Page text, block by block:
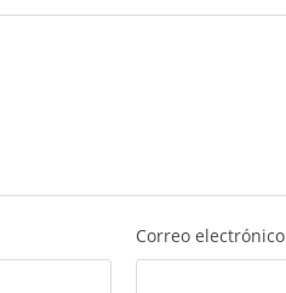
Correo electrónico